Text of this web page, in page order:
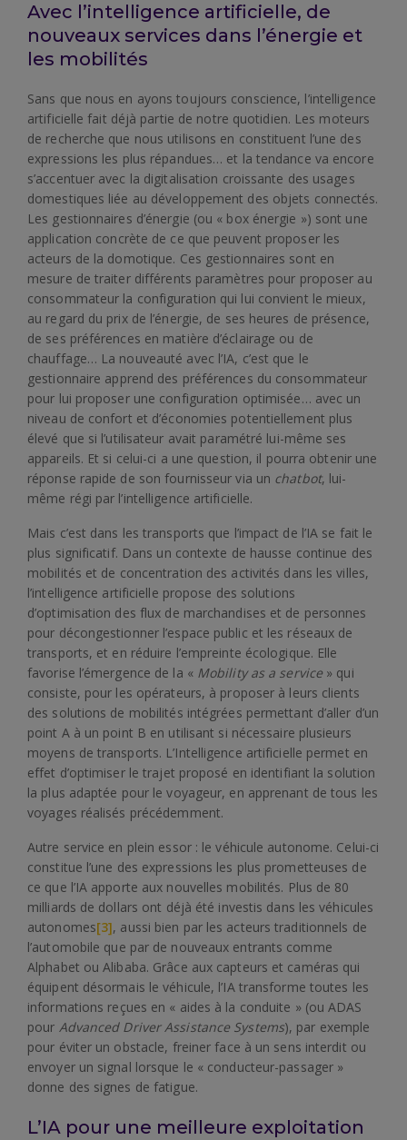
Avec l’intelligence artificielle, de
nouveaux services dans l’énergie et
les mobilités
Sans que nous en ayons toujours conscience, l’intelligence
artificielle fait déjà partie de notre quotidien. Les moteurs
de recherche que nous utilisons en constituent l’une des
expressions les plus répandues… et la tendance va encore
s’accentuer avec la digitalisation croissante des usages
domestiques liée au développement des objets connectés.
Les gestionnaires d’énergie (ou « box énergie ») sont une
application concrète de ce que peuvent proposer les
acteurs de la domotique. Ces gestionnaires sont en
mesure de traiter différents paramètres pour proposer au
consommateur la configuration qui lui convient le mieux,
au regard du prix de l’énergie, de ses heures de présence,
de ses préférences en matière d’éclairage ou de
chauffage… La nouveauté avec l’IA, c’est que le
gestionnaire apprend des préférences du consommateur
pour lui proposer une configuration optimisée… avec un
niveau de confort et d’économies potentiellement plus
élevé que si l’utilisateur avait paramétré lui-même ses
appareils. Et si celui-ci a une question, il pourra obtenir une
réponse rapide de son fournisseur via un chatbot, lui-
même régi par l’intelligence artificielle.
Mais c’est dans les transports que l’impact de l’IA se fait le
plus significatif. Dans un contexte de hausse continue des
mobilités et de concentration des activités dans les villes,
l’intelligence artificielle propose des solutions
d’optimisation des flux de marchandises et de personnes
pour décongestionner l’espace public et les réseaux de
transports, et en réduire l’empreinte écologique. Elle
favorise l’émergence de la « Mobility as a service » qui
consiste, pour les opérateurs, à proposer à leurs clients
des solutions de mobilités intégrées permettant d’aller d’un
point A à un point B en utilisant si nécessaire plusieurs
moyens de transports. L’Intelligence artificielle permet en
effet d’optimiser le trajet proposé en identifiant la solution
la plus adaptée pour le voyageur, en apprenant de tous les
voyages réalisés précédemment.
Autre service en plein essor : le véhicule autonome. Celui-ci
constitue l’une des expressions les plus prometteuses de
ce que l’IA apporte aux nouvelles mobilités. Plus de 80
milliards de dollars ont déjà été investis dans les véhicules
autonomes[3], aussi bien par les acteurs traditionnels de
l’automobile que par de nouveaux entrants comme
Alphabet ou Alibaba. Grâce aux capteurs et caméras qui
équipent désormais le véhicule, l’IA transforme toutes les
informations reçues en « aides à la conduite » (ou ADAS
pour Advanced Driver Assistance Systems), par exemple
pour éviter un obstacle, freiner face à un sens interdit ou
envoyer un signal lorsque le « conducteur-passager »
donne des signes de fatigue.
L’IA pour une meilleure exploitation